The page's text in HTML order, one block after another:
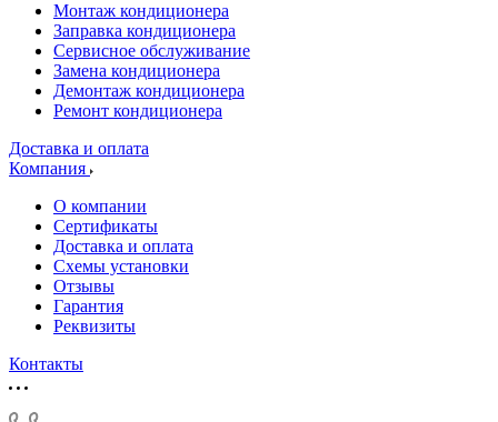
Монтаж кондиционера
Заправка кондиционера
Сервисное обслуживание
Замена кондиционера
Демонтаж кондиционера
Ремонт кондиционера
Доставка и оплата
Компания
О компании
Сертификаты
Доставка и оплата
Схемы установки
Отзывы
Гарантия
Реквизиты
Контакты